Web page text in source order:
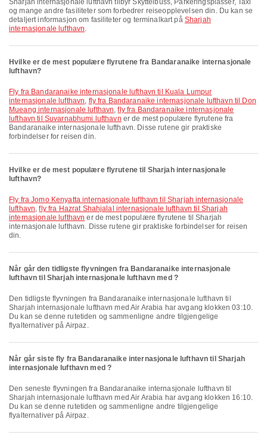
Sharjah internasjonale lufthavn tilbyr Skyttelbuss, Parkeringsplasser, Taxi
og mange andre fasiliteter som forbedrer reiseopplevelsen din. Du kan se
detaljert informasjon om fasiliteter og terminalkart på Sharjah
internasjonale lufthavn.
Hvilke er de mest populære flyrutene fra Bandaranaike internasjonale
lufthavn?
fly fra Bandaranaike internasjonale lufthavn til Kuala Lumpur
internasjonale lufthavn, fly fra Bandaranaike internasjonale lufthavn til Don
Mueang internasjonale lufthavn,fly fra Bandaranaike internasjonale
lufthavn til Suvarnabhumi lufthavn er de mest populære flyrutene fra
Bandaranaike internasjonale lufthavn. Disse rutene gir praktiske
forbindelser for reisen din.
Hvilke er de mest populære flyrutene til Sharjah internasjonale
lufthavn?
fly fra Jomo Kenyatta internasjonale lufthavn til Sharjah internasjonale
lufthavn,fly fra Hazrat Shahjalal internasjonale lufthavn til Sharjah
internasjonale lufthavn er de mest populære flyrutene til Sharjah
internasjonale lufthavn. Disse rutene gir praktiske forbindelser for reisen
din.
Når går den tidligste flyvningen fra Bandaranaike internasjonale
lufthavn til Sharjah internasjonale lufthavn med ?
Den tidligste flyvningen fra Bandaranaike internasjonale lufthavn til
Sharjah internasjonale lufthavn med Air Arabia har avgang klokken 03:10.
Du kan se denne rutetiden og sammenligne andre tilgjengelige
flyalternativer på Airpaz.
Når går siste fly fra Bandaranaike internasjonale lufthavn til Sharjah
internasjonale lufthavn med ?
Den seneste flyvningen fra Bandaranaike internasjonale lufthavn til
Sharjah internasjonale lufthavn med Air Arabia har avgang klokken 16:10.
Du kan se denne rutetiden og sammenligne andre tilgjengelige
flyalternativer på Airpaz.